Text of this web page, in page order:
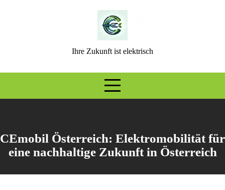
Ihre Zukunft ist elektrisch
CEmobil Österreich: Elektromobilität für
eine nachhaltige Zukunft in Österreich